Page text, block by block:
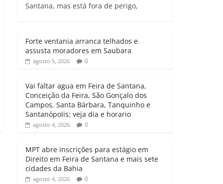
A
o
e
g
m
t
Santana, mas está fora de perigo,
Forte ventania arranca telhados e
assusta moradores em Saubara
agosto 5, 2026 0
Vai faltar agua em Feira de Santana,
Conceição da Feira, São Gonçalo dos
Campos, Santa Bárbara, Tanquinho e
Santanópolis; veja dia e horario
agosto 4, 2026 0
MPT abre inscrições para estágio em
Direito em Feira de Santana e mais sete
cidades da Bahia
agosto 4, 2026 0